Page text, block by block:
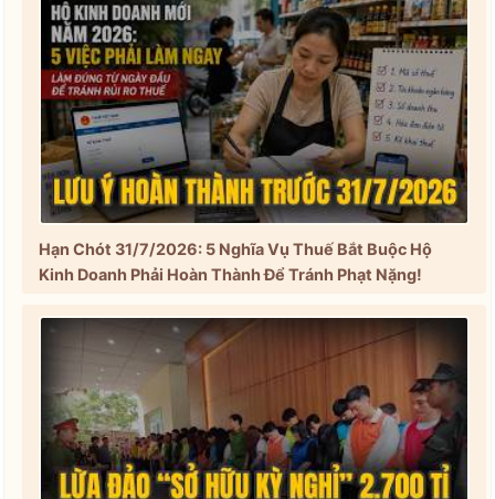
Hạn Chót 31/7/2026: 5 Nghĩa Vụ Thuế Bắt Buộc Hộ
Kinh Doanh Phải Hoàn Thành Để Tránh Phạt Nặng!